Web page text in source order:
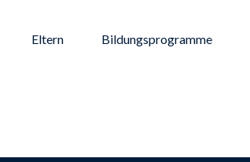
Eltern Bildungsprogramme